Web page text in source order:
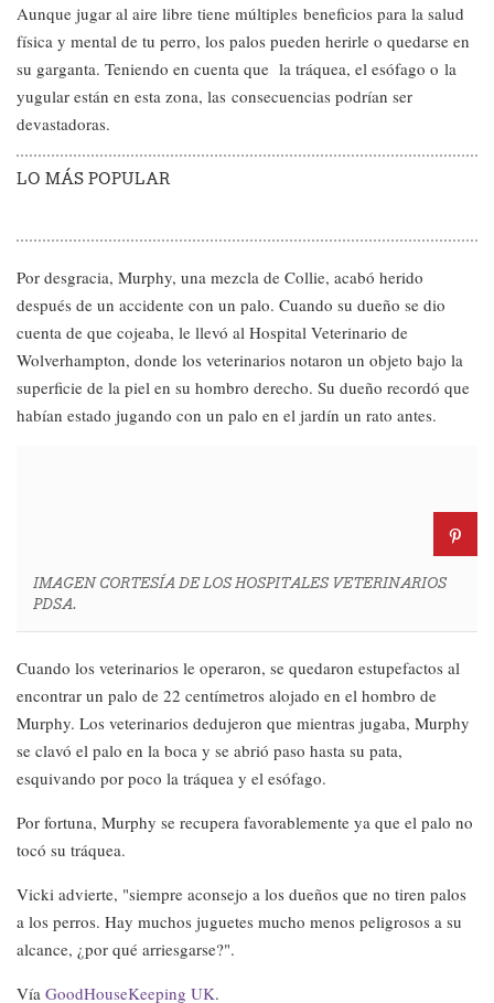
Aunque jugar al aire libre tiene múltiples beneficios para la salud
física y mental de tu perro, los palos pueden herirle o quedarse en
su garganta. Teniendo en cuenta que la tráquea, el esófago o la
yugular están en esta zona, las consecuencias podrían ser
devastadoras.
LO MÁS POPULAR
Por desgracia, Murphy, una mezcla de Collie, acabó herido
después de un accidente con un palo. Cuando su dueño se dio
cuenta de que cojeaba, le llevó al Hospital Veterinario de
Wolverhampton, donde los veterinarios notaron un objeto bajo la
superficie de la piel en su hombro derecho. Su dueño recordó que
habían estado jugando con un palo en el jardín un rato antes.
IMAGEN CORTESÍA DE LOS HOSPITALES VETERINARIOS
PDSA.
Cuando los veterinarios le operaron, se quedaron estupefactos al
encontrar un palo de 22 centímetros alojado en el hombro de
Murphy. Los veterinarios dedujeron que mientras jugaba, Murphy
se clavó el palo en la boca y se abrió paso hasta su pata,
esquivando por poco la tráquea y el esófago.
Por fortuna, Murphy se recupera favorablemente ya que el palo no
tocó su tráquea.
Vicki advierte, "siempre aconsejo a los dueños que no tiren palos
a los perros. Hay muchos juguetes mucho menos peligrosos a su
alcance, ¿por qué arriesgarse?".
Vía GoodHouseKeeping UK.